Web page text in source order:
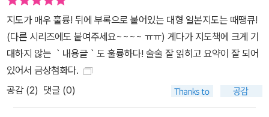
한다. 왼쪽 도판은 당시 무사들의 활약상을 생생하게 전달해주고 있
고, 오른쪽 아래 다이어그램은 무사단의 구성을 한눈에 이해할 수 있
도록 도표화해서 표현하고 있다. 이렇게 각 꼭지별로 메인 지도와 서
브 지도, 도판과 다이어그램 등 다양한 표현 방식을 활용하면서 한 시
대상을 총체적으로 이해할 수 있도록 구성되었다. 연대 표시 - 이 책
을 읽을 때 시간의 이정표 구실을 한다. 내가 현재 읽고 있는 부분이
어느 시기쯤인지를 알 수 있다. 연표 - 해당 시대 및 주제와 관련 있는
지도가 매우 훌륭! 뒤에 부록으로 붙어있는 대형 일본지도는 때땡큐!
(다른 시리즈에도 붙여주세요~~~~ ㅠㅠ) 게다가 지도책에 크게 기
대하지 않는 ｀내용글｀도 훌륭하다! 술술 잘 읽히고 요약이 잘 되어
있어서 금상첨화다.
공감 (2) 댓글 (0)